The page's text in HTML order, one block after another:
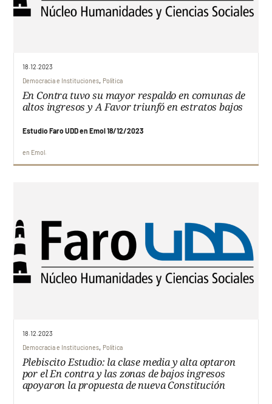
18.12.2023
Democracia e Instituciones, Política
En Contra tuvo su mayor respaldo en comunas de
altos ingresos y A Favor triunfó en estratos bajos
Estudio Faro UDD en Emol 18/12/2023
en Emol
18.12.2023
Democracia e Instituciones, Política
Plebiscito Estudio: la clase media y alta optaron
por el En contra y las zonas de bajos ingresos
apoyaron la propuesta de nueva Constitución